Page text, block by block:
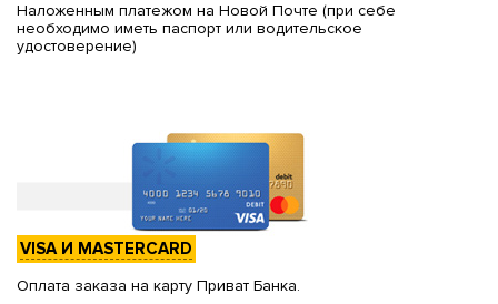
Наложенным платежом на Новой Почте (при себе
необходимо иметь паспорт или водительское
удостоверение)
VISA И MASTERCARD
Оплата заказа на карту Приват Банка.